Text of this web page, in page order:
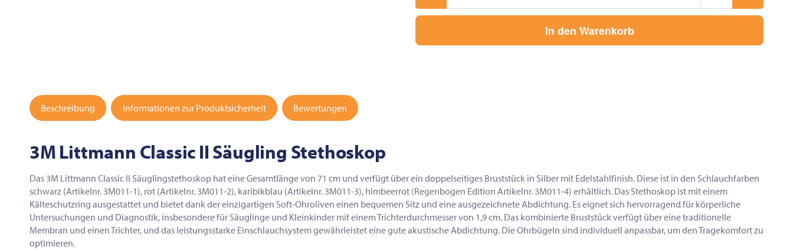
In den Warenkorb
Beschreibung Informationen zur Produktsicherheit Bewertungen
3M Littmann Classic II Säugling Stethoskop
Das 3M Littmann Classic II Säuglingstethoskop hat eine Gesamtlänge von 71 cm und verfügt über ein doppelseitiges Bruststück in Silber mit Edelstahlfinish. Diese ist in den Schlauchfarben
schwarz (Artikelnr. 3M011-1), rot (Artikelnr. 3M011-2), karibikblau (Artikelnr. 3M011-3), himbeerrot (Regenbogen Edition Artikelnr. 3M011-4) erhältlich. Das Stethoskop ist mit einem
Kälteschutzring ausgestattet und bietet dank der einzigartigen Soft-Ohroliven einen bequemen Sitz und eine ausgezeichnete Abdichtung. Es eignet sich hervorragend für körperliche
Untersuchungen und Diagnostik, insbesondere für Säuglinge und Kleinkinder mit einem Trichterdurchmesser von 1,9 cm. Das kombinierte Bruststück verfügt über eine traditionelle
Membran und einen Trichter, und das leistungsstarke Einschlauchsystem gewährleistet eine gute akustische Abdichtung. Die Ohrbügeln sind individuell anpassbar, um den Tragekomfort zu
optimieren.